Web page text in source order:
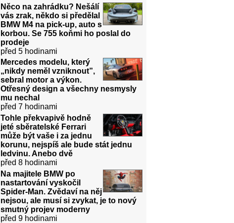
Něco na zahrádku? Nešálí
vás zrak, někdo si předělal
BMW M4 na pick-up, auto s
korbou. Se 755 koňmi ho poslal do
prodeje
před 5 hodinami
Mercedes modelu, který
„nikdy neměl vzniknout”,
sebral motor a výkon.
Otřesný design a všechny nesmysly
mu nechal
před 7 hodinami
Tohle překvapivě hodně
jeté sběratelské Ferrari
může být vaše i za jednu
korunu, nejspíš ale bude stát jednu
ledvinu. Anebo dvě
před 8 hodinami
Na majitele BMW po
nastartování vyskočil
Spider-Man. Zvědaví na něj
nejsou, ale musí si zvykat, je to nový
smutný projev moderny
před 9 hodinami